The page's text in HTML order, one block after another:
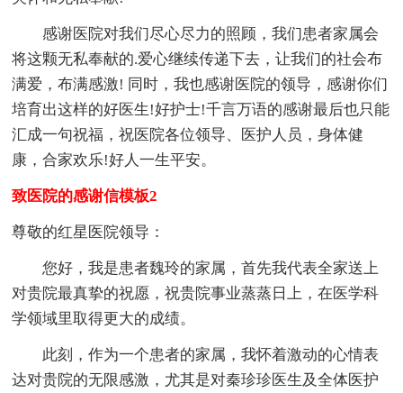
感谢医院对我们尽心尽力的照顾，我们患者家属会
将这颗无私奉献的.爱心继续传递下去，让我们的社会布
满爱，布满感激! 同时，我也感谢医院的领导，感谢你们
培育出这样的好医生!好护士!千言万语的感谢最后也只能
汇成一句祝福，祝医院各位领导、医护人员，身体健
康，合家欢乐!好人一生平安。
致医院的感谢信模板2
尊敬的红星医院领导：
您好，我是患者魏玲的家属，首先我代表全家送上
对贵院最真挚的祝愿，祝贵院事业蒸蒸日上，在医学科
学领域里取得更大的成绩。
此刻，作为一个患者的家属，我怀着激动的心情表
达对贵院的无限感激，尤其是对秦珍珍医生及全体医护